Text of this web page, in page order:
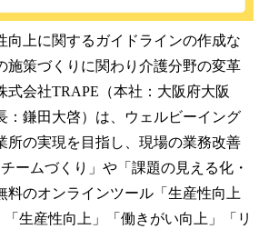
上に関するガイドラインの作成な
施策づくりに関わり介護分野の変革
式会社TRAPE（本社：大阪府大阪
：鎌田大啓）は、ウェルビーイング
所の実現を目指し、現場の業務改善
ームづくり」や「課題の見える化・
料のオンラインツール「生産性向上
生産性向上」「働きがい向上」「リ